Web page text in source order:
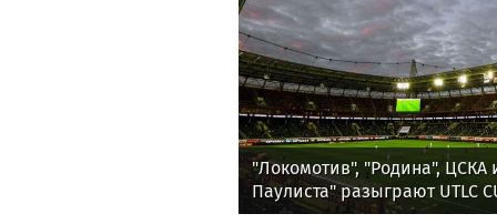
"Локомотив", "Родина", ЦСКА
Паулиста" разыграют UTLC